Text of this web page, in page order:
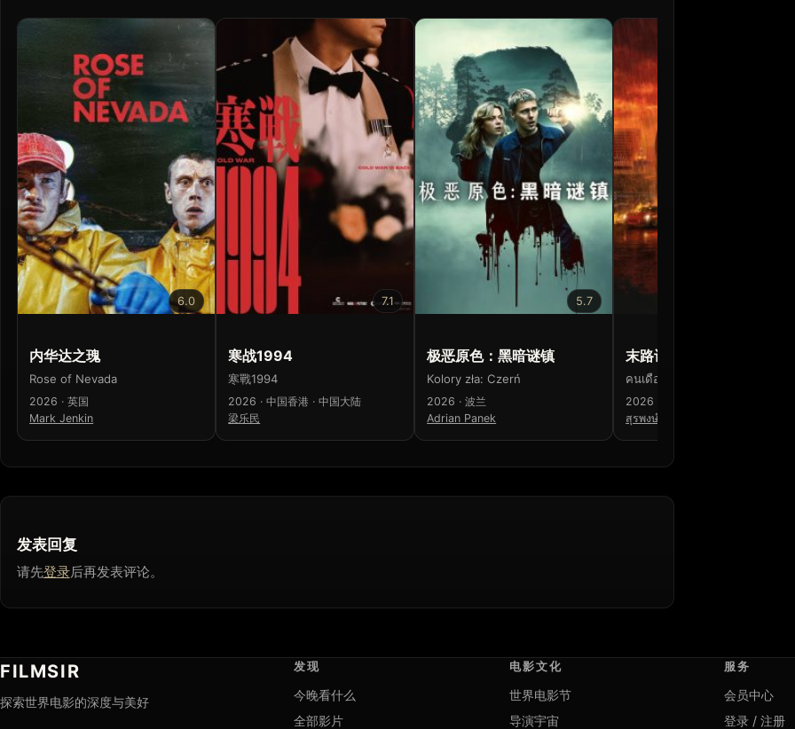
6.0
内华达之瑰
Rose of Nevada
2026 · 英国
Mark Jenkin
7.1
寒战1994
寒戰1994
2026 · 中国香港 · 中国大陆
梁乐民
5.7
极恶原色：黑暗谜镇
Kolory zła: Czerń
2026 · 波兰
Adrian Panek
末路讨债人
คนเดือดทวงแค้น
2026 · 泰国
สุรพงษ์ เพลินแสง
发表回复
请先登录后再发表评论。
FILMSIR
探索世界电影的深度与美好
发现
今晚看什么
全部影片
电影文化
世界电影节
导演宇宙
服务
会员中心
登录 / 注册